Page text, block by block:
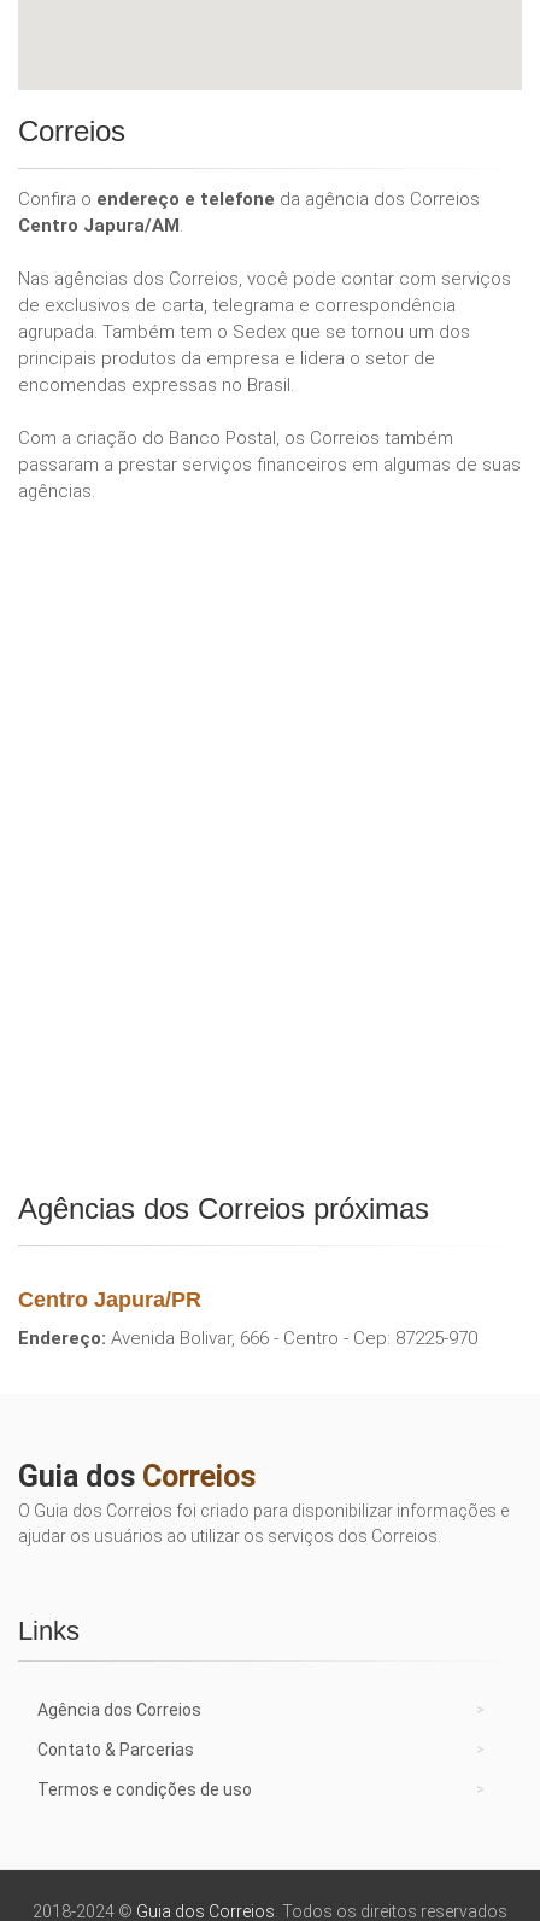
Correios
Confira o endereço e telefone da agência dos Correios
Centro Japura/AM.
Nas agências dos Correios, você pode contar com serviços
de exclusivos de carta, telegrama e correspondência
agrupada. Também tem o Sedex que se tornou um dos
principais produtos da empresa e lidera o setor de
encomendas expressas no Brasil.
Com a criação do Banco Postal, os Correios também
passaram a prestar serviços financeiros em algumas de suas
agências.
Agências dos Correios próximas
Centro Japura/PR
Endereço: Avenida Bolivar, 666 - Centro - Cep: 87225-970
Guia dos Correios
O Guia dos Correios foi criado para disponibilizar informações e
ajudar os usuários ao utilizar os serviços dos Correios.
Links
Agência dos Correios
Contato & Parcerias
Termos e condições de uso
2018-2024 © Guia dos Correios . Todos os direitos reservados